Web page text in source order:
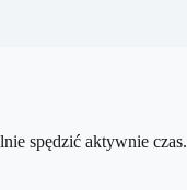
spędzić aktywnie czas.